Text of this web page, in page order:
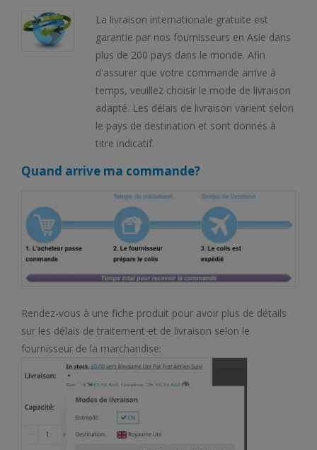
La livraison internationale gratuite est
garantie par nos fournisseurs en Asie dans
plus de 200 pays dans le monde. Afin
d'assurer que votre commande arrive à
temps, veuillez choisir le mode de livraison
adapté. Les délais de livraison varient selon
le pays de destination et sont donnés à
titre indicatif.
Quand arrive ma commande?
Rendez-vous à une fiche produit pour avoir plus de détails
sur les délais de traitement et de livraison selon le
fournisseur de la marchandise:
idéal.